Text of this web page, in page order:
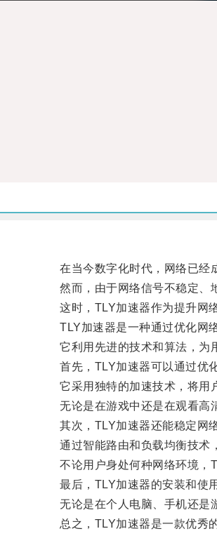
在当今数字化时代，网络已经成
然而，由于网络信号不稳定、地
这时，TLY加速器作为提升网络
TLY加速器是一种通过优化网络
它利用先进的技术和算法，为用
首先，TLY加速器可以通过优化
它采用独特的加速技术，将用户
无论是在游戏中还是在观看高清
其次，TLY加速器还能稳定网络
通过智能路由和负载均衡技术，
不论用户身处何种网络环境，
最后，TLY加速器的安装和使用
无论是在个人电脑、手机还是游
总之，TLY加速器是一款优秀的